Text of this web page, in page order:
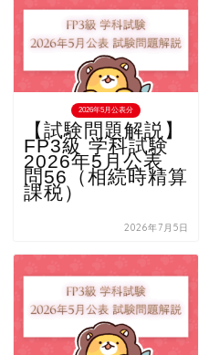
2026年5月公表分
【試験問題解説】
FP3級 学科試験
2026年5月公表
問56（相続時精算
課税）
2026年7月5日